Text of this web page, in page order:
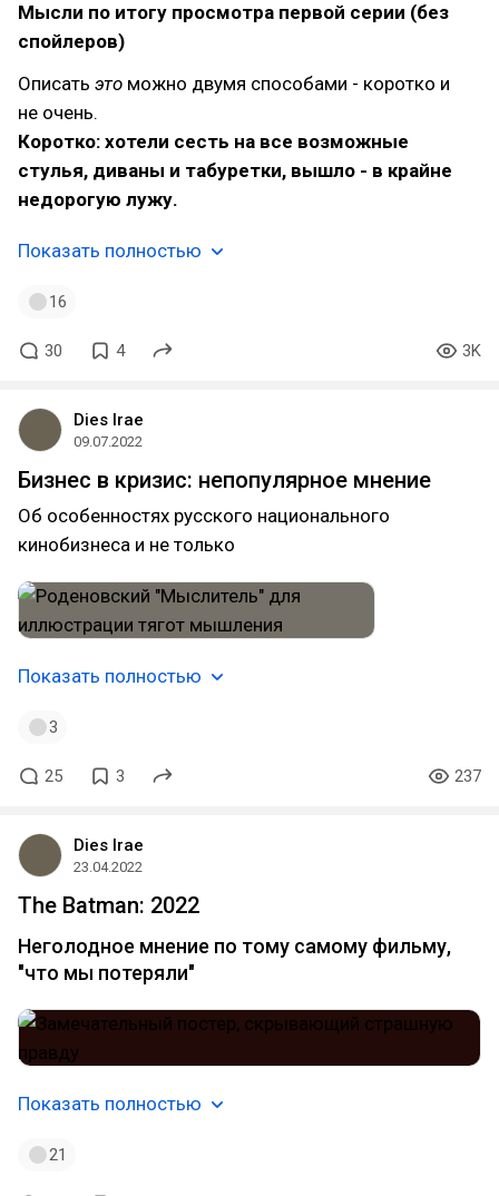
Мысли по итогу просмотра первой серии (без
спойлеров)
Описать это можно двумя способами - коротко и
не очень.
Коротко: хотели сесть на все возможные
стулья, диваны и табуретки, вышло - в крайне
недорогую лужу.
Показать полностью
16
30 4 3K
Dies Irae
09.07.2022
Бизнес в кризис: непопулярное мнение
Об особенностях русского национального
кинобизнеса и не только
Показать полностью
3
25 3 237
Dies Irae
23.04.2022
The Batman: 2022
Неголодное мнение по тому самому фильму,
"что мы потеряли"
Показать полностью
21